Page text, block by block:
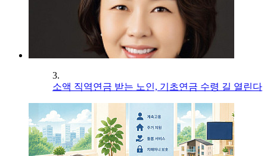
3.
소액 직역연금 받는 노인, 기초연금 수령 길 열린다